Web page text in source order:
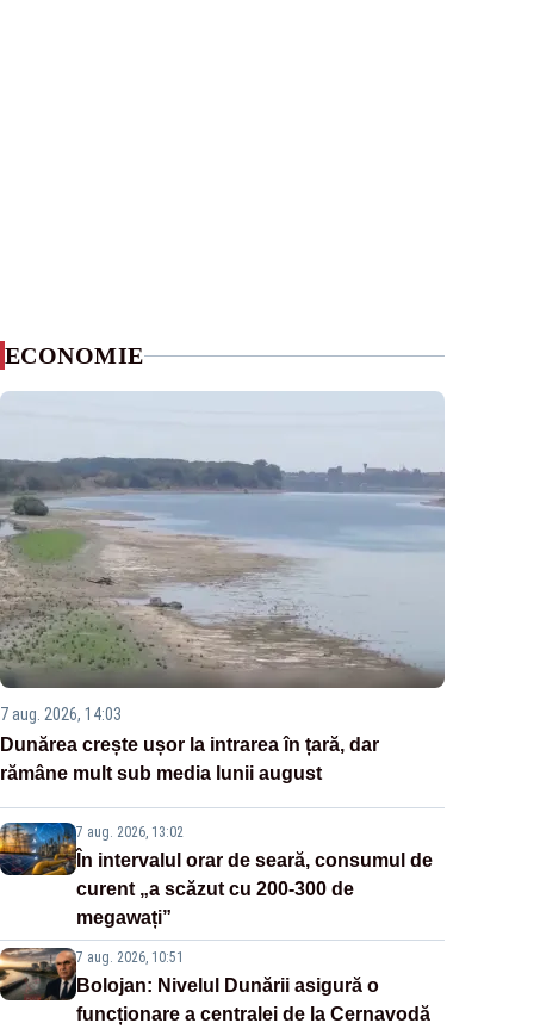
ECONOMIE
7 aug. 2026, 14:03
Dunărea crește ușor la intrarea în țară, dar
rămâne mult sub media lunii august
7 aug. 2026, 13:02
În intervalul orar de seară, consumul de
curent „a scăzut cu 200-300 de
megawați”
7 aug. 2026, 10:51
Bolojan: Nivelul Dunării asigură o
funcționare a centralei de la Cernavodă